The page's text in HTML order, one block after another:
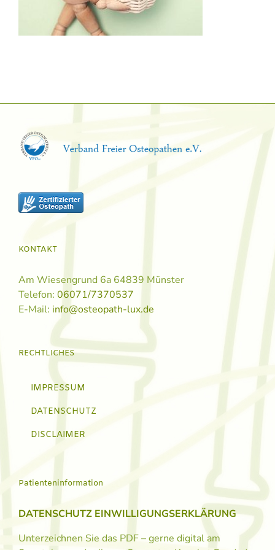
KONTAKT
Am Wiesengrund 6a 64839 Münster
Telefon: 06071/7370537
E-Mail: info@osteopath-lux.de
RECHTLICHES
IMPRESSUM
DATENSCHUTZ
DISCLAIMER
Patienteninformation
DATENSCHUTZ EINWILLIGUNGSERKLÄRUNG
Unterzeichnen Sie das PDF – gerne digital am